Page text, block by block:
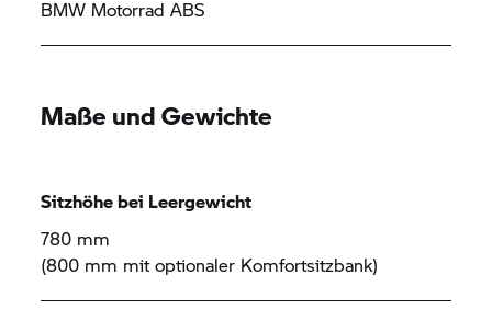
BMW Motorrad ABS
Maße und Gewichte
Sitzhöhe bei Leergewicht
780 mm
(800 mm mit optionaler Komfortsitzbank)